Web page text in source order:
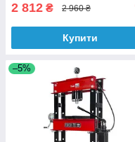
2 812 ₴ 2 960 ₴
Купити
–5%